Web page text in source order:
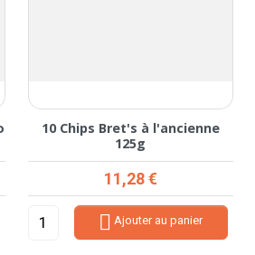
10 Chips Bret's à l'ancienne
125g
Prix
11,28 €
 Ajouter au panier